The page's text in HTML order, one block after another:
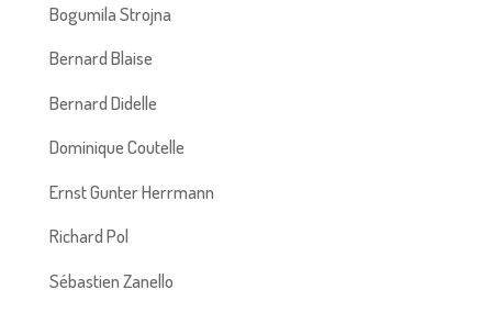
Bogumila Strojna
Bernard Blaise
Bernard Didelle
Dominique Coutelle
Ernst Gunter Herrmann
Richard Pol
Sébastien Zanello